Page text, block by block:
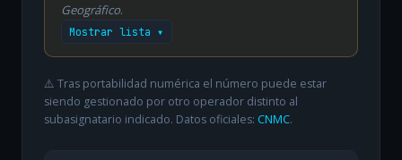
Geográfico.
Mostrar lista ▾
⚠️ Tras portabilidad numérica el número puede estar
siendo gestionado por otro operador distinto al
subasignatario indicado. Datos oficiales: CNMC.